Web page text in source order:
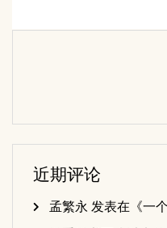
近期评论
孟繁永 发表在《一